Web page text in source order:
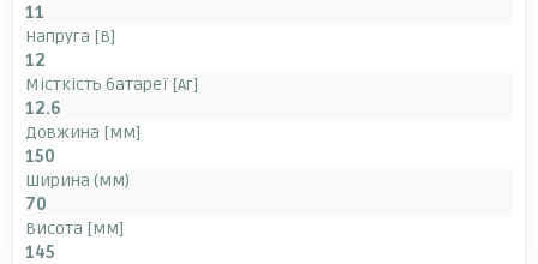
11
Напруга [В]
12
Місткість батареї [Аг]
12.6
Довжина [мм]
150
Ширина (мм)
70
Висота [мм]
145